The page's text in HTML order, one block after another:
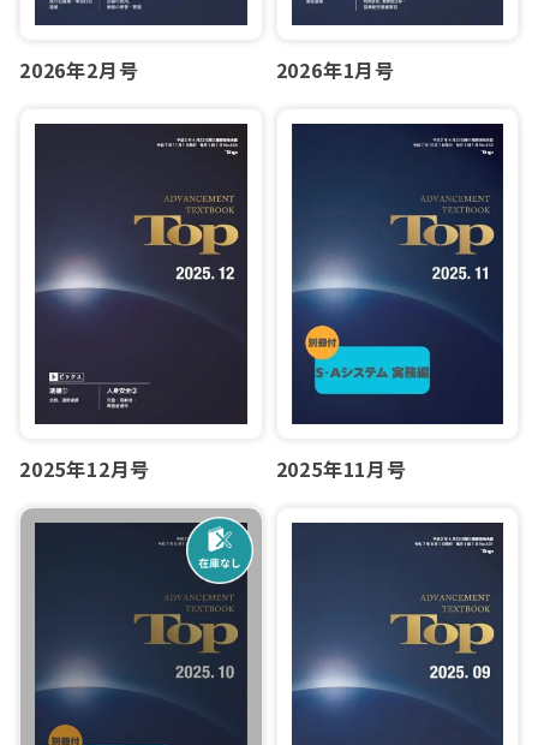
2026年2月号 2026年1月号
2025年12月号 2025年11月号